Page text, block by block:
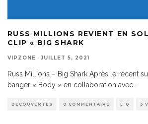
RUSS MILLIONS REVIENT EN
CLIP « BIG SHARK
VIPZONE · JUILLET 5, 2021
Russ Millions – Big Shark Après le récent
banger « Body » en collaboration avec
DÉCOUVERTES 0 COMMENTAIRE 0 3